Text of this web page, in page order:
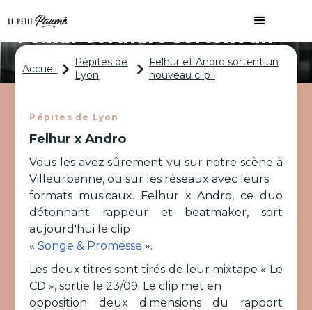
Felhur et Andro sortent un
nouveau clip !
Accueil
Pépites de
Lyon
Felhur et Andro sortent un
nouveau clip !
Pépites de Lyon
Felhur x Andro
Vous les avez sûrement vu sur notre scène à
Villeurbanne, ou sur les réseaux avec leurs
formats musicaux. Felhur x Andro, ce duo
détonnant rappeur et beatmaker, sort
aujourd'hui le clip
«Songe & Promesse ».
Les deux titres sont tirés de leur mixtape « Le
CD », sortie le 23/09. Le clip met en
opposition deux dimensions du rapport